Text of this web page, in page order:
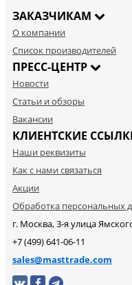
ЗАКАЗЧИКАМ
О компании
Список производителей
ПРЕСС-ЦЕНТР
Новости
Статьи и обзоры
Вакансии
КЛИЕНТСКИЕ
Наши реквизиты
Как с нами связаться
Акции
Обработка персональных
г. Москва, 3-я улица
+7 (499) 641-06-11
sales@masttrade.com